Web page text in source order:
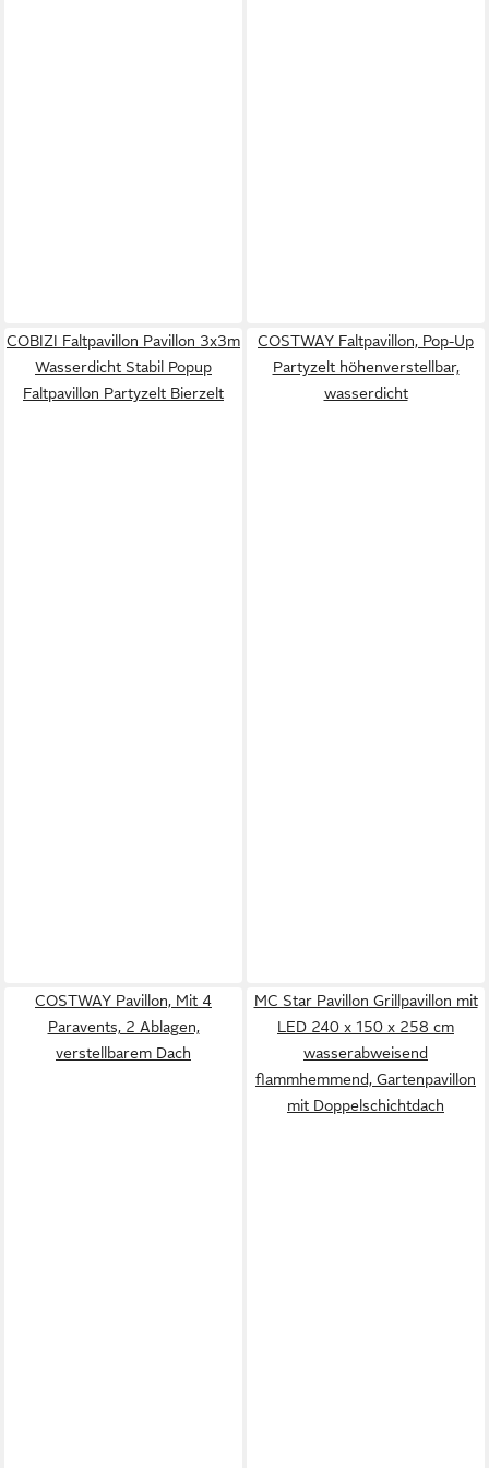
COBIZI Faltpavillon Pavillon 3x3m
Wasserdicht Stabil Popup
Faltpavillon Partyzelt Bierzelt
COSTWAY Faltpavillon, Pop-Up
Partyzelt höhenverstellbar,
wasserdicht
COSTWAY Pavillon, Mit 4
Paravents, 2 Ablagen,
verstellbarem Dach
MC Star Pavillon Grillpavillon mit
LED 240 x 150 x 258 cm
wasserabweisend
flammhemmend, Gartenpavillon
mit Doppelschichtdach